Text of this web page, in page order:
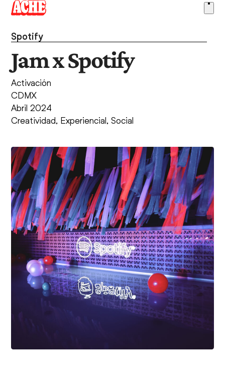
Skip
content
Spotify
Jam x Spotify
Activación
CDMX
Abril 2024
Creatividad, Experiencial, Social